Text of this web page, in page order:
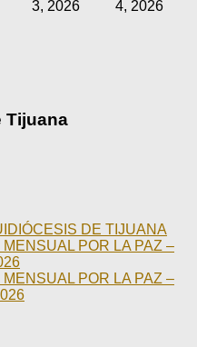
3, 2026
4, 2026
Tijuana
DE TIJUANA
POR LA PAZ –
POR LA PAZ –